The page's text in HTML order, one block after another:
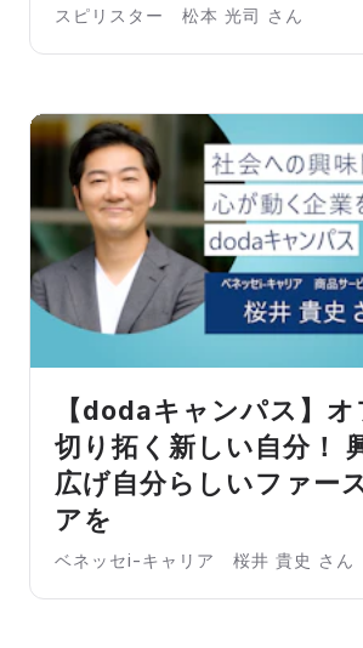
スピリスター 松本 光司 さん
【dodaキャンパス】
切り拓く新しい自分！
広げ自分らしいファー
アを
ベネッセi-キャリア 桜井 貴史 さん